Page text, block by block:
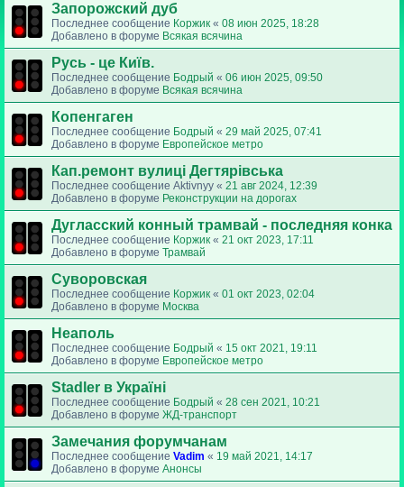
Запорожский дуб
Последнее сообщение Коржик « 08 июн 2025, 18:28
Добавлено в форуме Всякая всячина
Русь - це Київ.
Последнее сообщение Бодрый « 06 июн 2025, 09:50
Добавлено в форуме Всякая всячина
Копенгаген
Последнее сообщение Бодрый « 29 май 2025, 07:41
Добавлено в форуме Европейское метро
Кап.ремонт вулиці Дегтярівська
Последнее сообщение Aktivnyy « 21 авг 2024, 12:39
Добавлено в форуме Реконструкции на дорогах
Дугласский конный трамвай - последняя конка
Последнее сообщение Коржик « 21 окт 2023, 17:11
Добавлено в форуме Трамвай
Суворовская
Последнее сообщение Коржик « 01 окт 2023, 02:04
Добавлено в форуме Москва
Неаполь
Последнее сообщение Бодрый « 15 окт 2021, 19:11
Добавлено в форуме Европейское метро
Stadler в Україні
Последнее сообщение Бодрый « 28 сен 2021, 10:21
Добавлено в форуме ЖД-транспорт
Замечания форумчанам
Последнее сообщение Vadim « 19 май 2021, 14:17
Добавлено в форуме Анонсы